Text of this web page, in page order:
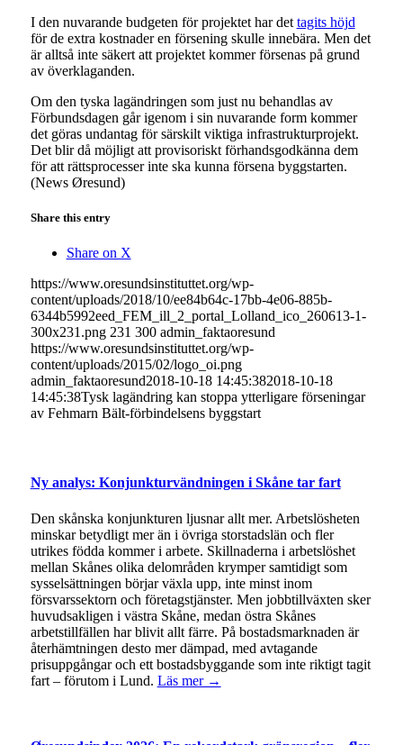
I den nuvarande budgeten för projektet har det tagits höjd
för de extra kostnader en försening skulle innebära. Men det
är alltså inte säkert att projektet kommer försenas på grund
av överklaganden.
Om den tyska lagändringen som just nu behandlas av
Förbundsdagen går igenom i sin nuvarande form kommer
det göras undantag för särskilt viktiga infrastrukturprojekt.
Det blir då möjligt att provisoriskt förhandsgodkänna dem
för att rättsprocesser inte ska kunna försena byggstarten.
(News Øresund)
Share this entry
Share on X
https://www.oresundsinstituttet.org/wp-
content/uploads/2018/10/ee84b64c-17bb-4e06-885b-
6344b5992eed_FEM_ill_2_portal_Lolland_ico_260613-1-
300x231.png 231 300 admin_faktaoresund
https://www.oresundsinstituttet.org/wp-
content/uploads/2015/02/logo_oi.png
admin_faktaoresund2018-10-18 14:45:382018-10-18
14:45:38Tysk lagändring kan stoppa ytterligare förseningar
av Fehmarn Bält-förbindelsens byggstart
Ny analys: Konjunkturvändningen i Skåne tar fart
Den skånska konjunkturen ljusnar allt mer. Arbetslösheten
minskar betydligt mer än i övriga storstadslän och fler
utrikes födda kommer i arbete. Skillnaderna i arbetslöshet
mellan Skånes olika delområden krymper samtidigt som
sysselsättningen börjar växla upp, inte minst inom
försvarssektorn och företagstjänster. Men jobbtillväxten sker
huvudsakligen i västra Skåne, medan östra Skånes
arbetstillfällen har blivit allt färre. På bostadsmarknaden är
återhämtningen desto mer dämpad, med avtagande
prisuppgångar och ett bostadsbyggande som inte riktigt tagit
fart – förutom i Lund. Läs mer →